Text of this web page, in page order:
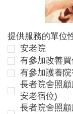
提供服務的單位
安老院
有參加改善
有參加護養
長者院舍照
安老宿位)
長者院舍照